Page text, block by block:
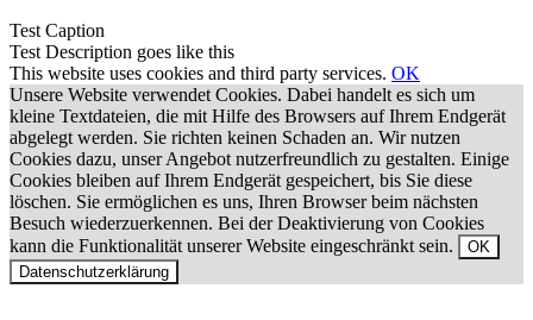
Test Caption
Test Description goes like this
This website uses cookies and third party services. OK
Unsere Website verwendet Cookies. Dabei handelt es sich um
kleine Textdateien, die mit Hilfe des Browsers auf Ihrem Endgerät
abgelegt werden. Sie richten keinen Schaden an. Wir nutzen
Cookies dazu, unser Angebot nutzerfreundlich zu gestalten. Einige
Cookies bleiben auf Ihrem Endgerät gespeichert, bis Sie diese
löschen. Sie ermöglichen es uns, Ihren Browser beim nächsten
Besuch wiederzuerkennen. Bei der Deaktivierung von Cookies
kann die Funktionalität unserer Website eingeschränkt sein.
OK
Datenschutzerklärung